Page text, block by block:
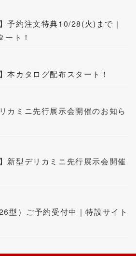
予約注文特典10/28(火)まで｜
ト！
本カタログ配布スタート！
カミニ先行展示会開催のお知ら
新型デリカミニ先行展示会開催
型）ご予約受付中｜特設サイト